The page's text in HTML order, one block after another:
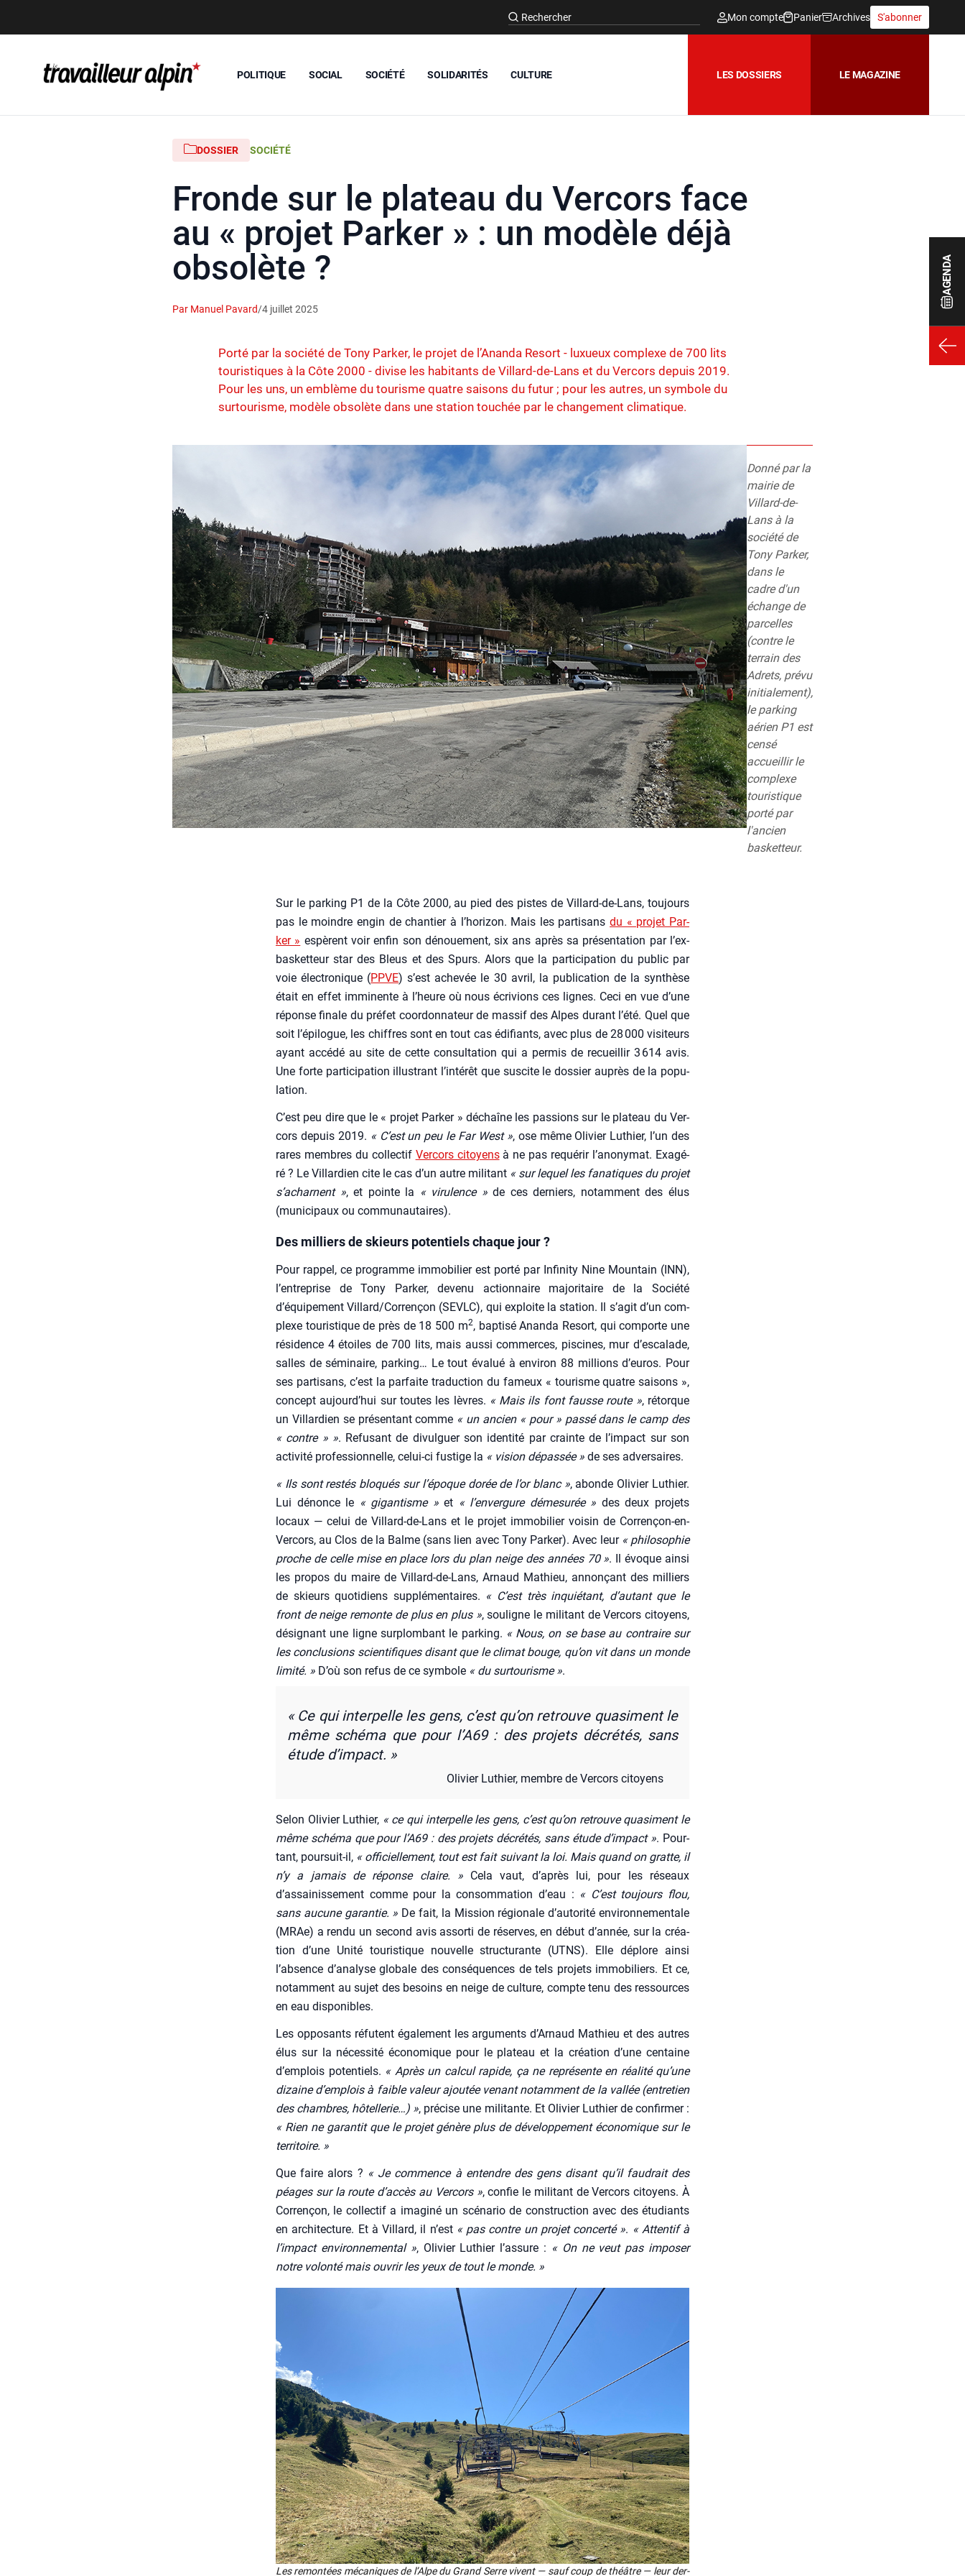
AGENDA
Mon compte Panier Archives S'abonner
POLITIQUE SOCIAL SOCIÉTÉ SOLIDARITÉS CULTURE LES DOSSIERS LE MAGAZINE
DOSSIER SOCIÉTÉ
Fronde sur le plateau du Vercors face
au « projet Parker » : un modèle déjà
obsolète ?
Par Manuel Pavard/4 juillet 2025
Porté par la société de Tony Parker, le projet de l’Ananda Resort - luxueux complexe de 700 lits
touristiques à la Côte 2000 - divise les habitants de Villard-de-Lans et du Vercors depuis 2019.
Pour les uns, un emblème du tourisme quatre saisons du futur ; pour les autres, un symbole du
surtourisme, modèle obsolète dans une station touchée par le changement climatique.
Donné par la
mairie de
Villard-de-
Lans à la
société de
Tony Parker,
dans le
cadre d'un
échange de
parcelles
(contre le
terrain des
Adrets, prévu
initialement),
le parking
aérien P1 est
censé
accueillir le
complexe
touristique
porté par
l'ancien
basketteur.
Sur le par­king P1 de la Côte 2000, au pied des pistes de Vil­lard-de-Lans, tou­jours
pas le moindre engin de chan­tier à l’horizon. Mais les par­ti­sansdu « pro­jet Par­
ker » espèrent voir enfin son dénoue­ment, six ans après sa pré­sen­ta­tion par l’ex-
basketteur star des Bleus et des Spurs. Alors que la par­ti­ci­pa­tion du public par
voie élec­tro­nique (PPVE) s’est ache­vée le 30 avril, la publi­ca­tion de la syn­thèse
était en effet immi­nente à l’heure où nous écri­vions ces lignes. Ceci en vue d’une
réponse finale du pré­fet coor­don­na­teur de mas­sif des Alpes durant l’été. Quel que
soit l’épilogue, les chiffres sont en tout cas édi­fiants, avec plus de 28 000 visi­teurs
ayant accé­dé au site de cette consul­ta­tion qui a per­mis de recueillir 3 614 avis.
Une forte par­ti­ci­pa­tion illus­trant l’intérêt que sus­cite le dos­sier auprès de la popu­
la­tion.
C’est peu dire que le « pro­jet Par­ker » déchaîne les pas­sions sur le pla­teau du Ver­
cors depuis 2019. « C’est un peu le Far West », ose même Oli­vier Luthier, l’un des
rares membres du col­lec­tif Ver­cors citoyensà ne pas requé­rir l’anonymat. Exa­gé­
ré ? Le Vil­lar­dien cite le cas d’un autre mili­tant « sur lequel les fana­tiques du pro­jet
s’acharnent », et pointe la « viru­lence »de ces der­niers, notam­ment des élus
(muni­ci­paux ou com­mu­nau­taires).
Des milliers de skieurs potentiels chaque jour ?
Pour rap­pel, ce pro­gramme immo­bi­lier est por­té par Infi­ni­ty Nine Moun­tain (INN),
l’entreprise de Tony Par­ker, deve­nu action­naire majo­ri­taire de la Socié­té
d’équipement Villard/Corrençon (SEVLC), qui exploite la sta­tion. Il s’agit d’un com­
plexe tou­ris­tique de près de 18 500 m2, bap­ti­sé Anan­da Resort, qui com­porte une
rési­dence 4 étoiles de 700 lits, mais aus­si com­merces, pis­cines, mur d’escalade,
salles de sémi­naire, par­king… Le tout éva­lué à envi­ron 88 mil­lions d’euros. Pour
ses par­ti­sans, c’est la par­faite tra­duc­tion du fameux « tou­risme quatre sai­sons »,
concept aujourd’hui sur toutes les lèvres. « Mais ils font fausse route », rétorque
un Vil­lar­dien se pré­sen­tant comme « un ancien « pour » pas­sé dans le camp des
« contre » ». Refu­sant de divul­guer son iden­ti­té par crainte de l’impact sur son
acti­vi­té pro­fes­sion­nelle, celui-ci fus­tige la « vision dépas­sée » de ses adver­saires.
« Ils sont res­tés blo­qués sur l’époque dorée de l’or blanc », abonde Oli­vier Luthier.
Lui dénonce le « gigan­tisme »et « l’envergure déme­su­rée » des deux pro­jets
locaux — celui de Vil­lard-de-Lans et le pro­jet immo­bi­lier voi­sin de Cor­ren­çon-en-
Ver­cors, au Clos de la Balme (sans lien avec Tony Par­ker). Avec leur « phi­lo­so­phie
proche de celle mise en place lors du plan neige des années 70 ». Il évoque ain­si
les pro­pos du maire de Vil­lard-de-Lans, Arnaud Mathieu, annon­çant des mil­liers
de skieurs quo­ti­diens sup­plé­men­taires. « C’est très inquié­tant, d’autant que le
front de neige remonte de plus en plus », sou­ligne le mili­tant de Ver­cors citoyens,
dési­gnant une ligne sur­plom­bant le par­king. « Nous, on se base au contraire sur
les conclu­sions scien­ti­fiques disant que le cli­mat bouge, qu’on vit dans un monde
limi­té. » D’où son refus de ce sym­bole « du sur­tou­risme ».
« Ce qui inter­pelle les gens, c’est qu’on retrouve qua­si­ment le
même sché­ma que pour l’A69 : des pro­jets décré­tés, sans
étude d’impact. »
Oli­vier Luthier, membre de Ver­cors citoyens
Selon Oli­vier Luthier, « ce qui inter­pelle les gens, c’est qu’on retrouve qua­si­ment le
même sché­ma que pour l’A69 : des pro­jets décré­tés, sans étude d’impact ». Pour­
tant, pour­suit-il, « offi­ciel­le­ment, tout est fait sui­vant la loi. Mais quand on gratte, il
n’y a jamais de réponse claire. »Cela vaut, d’après lui, pour les réseaux
d’assainissement comme pour la consom­ma­tion d’eau : « C’est tou­jours flou,
sans aucune garan­tie. » De fait, la Mis­sion régio­nale d’autorité envi­ron­ne­men­tale
(MRAe) a ren­du un second avis assor­ti de réserves, en début d’année, sur la créa­
tion d’une Uni­té tou­ris­tique nou­velle struc­tu­rante (UTNS). Elle déplore ain­si
l’absence d’analyse glo­bale des consé­quences de tels pro­jets immo­bi­liers. Et ce,
notam­ment au sujet des besoins en neige de culture, compte tenu des res­sources
en eau dis­po­nibles.
Les oppo­sants réfutent éga­le­ment les argu­ments d’Arnaud Mathieu et des autres
élus sur la néces­si­té éco­no­mique pour le pla­teau et la créa­tion d’une cen­taine
d’emplois poten­tiels. « Après un cal­cul rapide, ça ne repré­sente en réa­li­té qu’une
dizaine d’emplois à faible valeur ajou­tée venant notam­ment de la val­lée (entre­tien
des chambres, hôtel­le­rie…) », pré­cise une mili­tante. Et Oli­vier Luthier de confir­mer :
« Rien ne garan­tit que le pro­jet génère plus de déve­lop­pe­ment éco­no­mique sur le
ter­ri­toire. »
Que faire alors ? « Je com­mence à entendre des gens disant qu’il fau­drait des
péages sur la route d’accès au Ver­cors », confie le mili­tant de Ver­cors citoyens. À
Cor­ren­çon, le col­lec­tif a ima­gi­né un scé­na­rio de construc­tion avec des étu­diants
en archi­tec­ture. Et à Vil­lard, il n’est « pas contre un pro­jet concer­té ». « Atten­tif à
l’impact envi­ron­ne­men­tal », Oli­vier Luthier l’assure : « On ne veut pas impo­ser
notre volon­té mais ouvrir les yeux de tout le monde. »
Les remon­tées méca­niques de l’Alpe du Grand Serre vivent — sauf coup de théâtre — leur der­